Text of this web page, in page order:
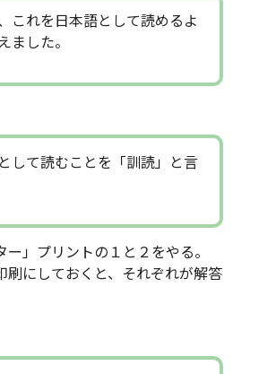
これを日本語として読めるよ
ました。
して読むことを「訓読」と言
ー」プリントの１と２をやる。
刷にしておくと、それぞれが解答